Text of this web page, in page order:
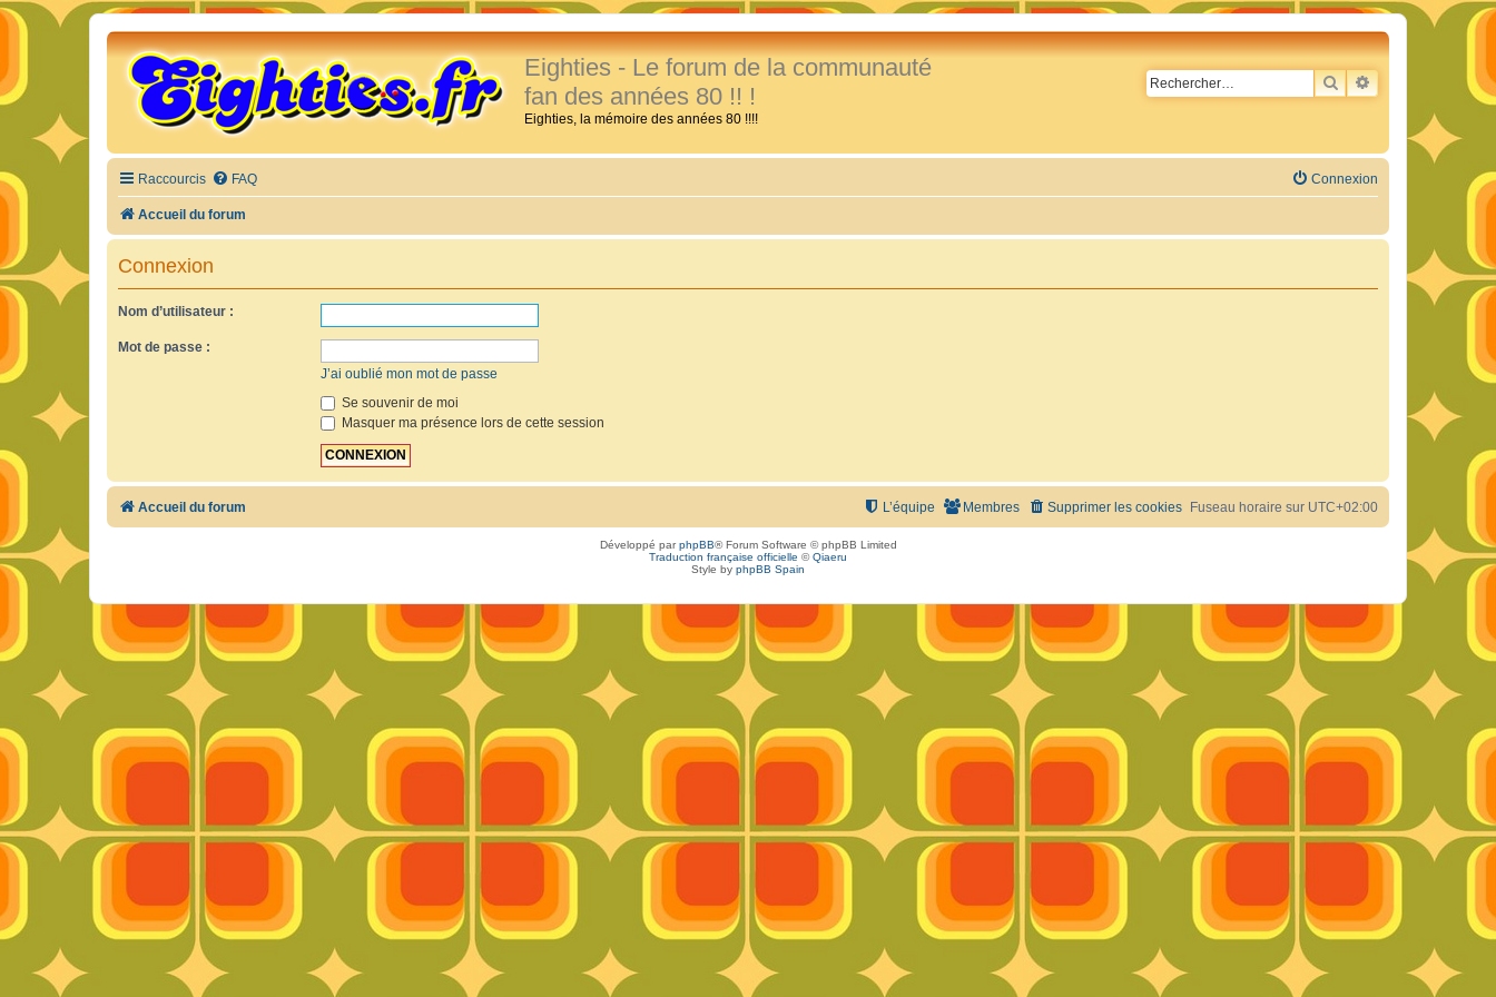
Eighties - Le forum de la communauté
fan des années 80 !! !
Eighties, la mémoire des années 80 !!!!
RECHERCHER
RECHERCHE
Raccourcis FAQ Connexion
Accueil du forum
Connexion
Nom d’utilisateur :
Mot de passe :
J’ai oublié mon mot de passe
Se souvenir de moi
Masquer ma présence lors de cette session
Accueil du forum Fuseau horaire sur UTC+02:00
Supprimer les cookies
Membres
L’équipe
Développé parphpBB® Forum Software © phpBB Limited
Traduction française officielle ©Qiaeru
Style by phpBB Spain